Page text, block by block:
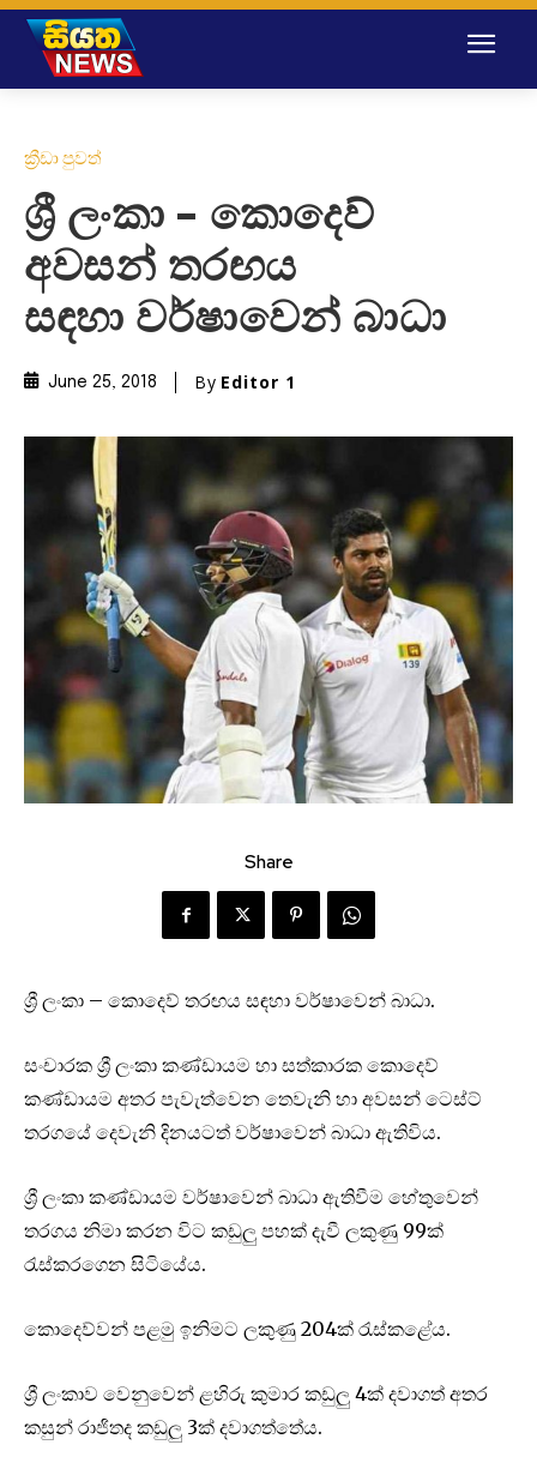
ක්‍රීඩා පුවත්
ශ්‍රී ලංකා – කොදෙව්
අවසන් තරඟය
සඳහා වර්ෂාවෙන් බාධා
June 25, 2018 By Editor 1
Share
ශ්‍රී ලංකා – කොදෙව් තරඟය සඳහා වර්ෂාවෙන් බාධා.
සංචාරක ශ්‍රී ලංකා කණ්ඩායම හා සත්කාරක කොදෙව්
කණ්ඩායම අතර පැවැත්වෙන තෙවැනි හා අවසන් ටෙස්ට්
තරගයේ දෙවැනි දිනයටත් වර්ෂාවෙන් බාධා ඇතිවිය.
ශ්‍රී ලංකා කණ්ඩායම වර්ෂාවෙන් බාධා ඇතිවීම හේතුවෙන්
තරගය නිමා කරන විට කඩුලු පහක් දැවී ලකුණු 99ක්
රැස්කරගෙන සිටියේය.
කොදෙව්වන් පළමු ඉනිමට ලකුණු 204ක් රැස්කළේය.
ශ්‍රී ලංකාව වෙනුවෙන් ළහිරු කුමාර කඩුලු 4ක් දවාගත් අතර
කසුන් රාජිතද කඩුලු 3ක් දවාගත්තේය.